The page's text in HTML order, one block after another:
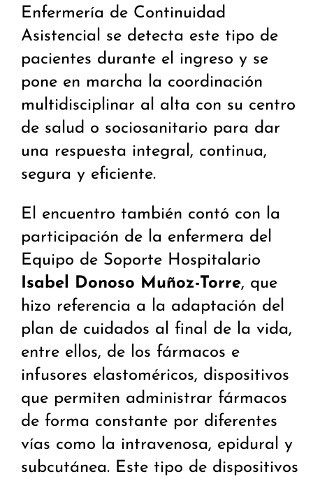
Enfermería de Continuidad
Asistencial se detecta este tipo de
pacientes durante el ingreso y se
pone en marcha la coordinación
multidisciplinar al alta con su centro
de salud o sociosanitario para dar
una respuesta integral, continua,
segura y eficiente.
El encuentro también contó con la
participación de la enfermera del
Equipo de Soporte Hospitalario
Isabel Donoso Muñoz-Torre, que
hizo referencia a la adaptación del
plan de cuidados al final de la vida,
entre ellos, de los fármacos e
infusores elastoméricos, dispositivos
que permiten administrar fármacos
de forma constante por diferentes
vías como la intravenosa, epidural y
subcutánea. Este tipo de dispositivos